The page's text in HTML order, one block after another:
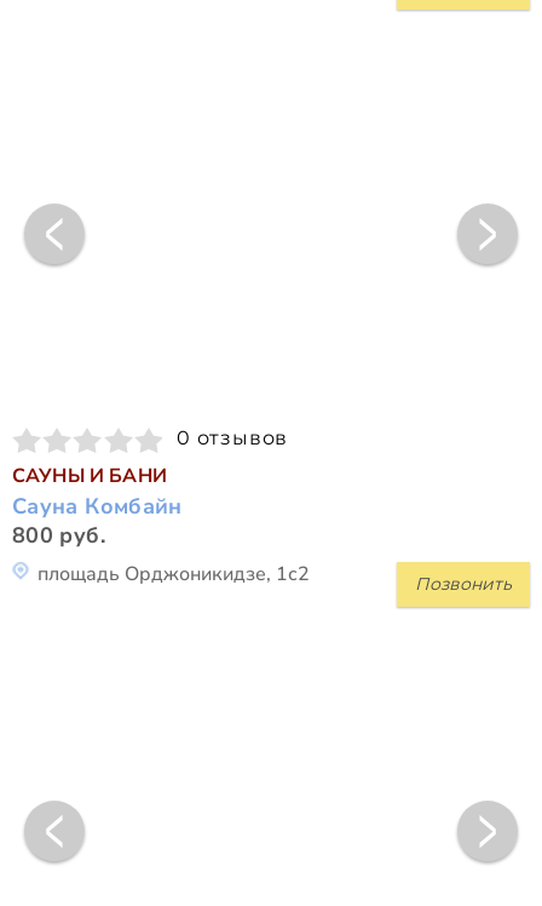
0 отзывов
САУНЫ И БАНИ
Сауна Комбайн
800 руб.
Позвонить
площадь Орджоникидзе, 1с2